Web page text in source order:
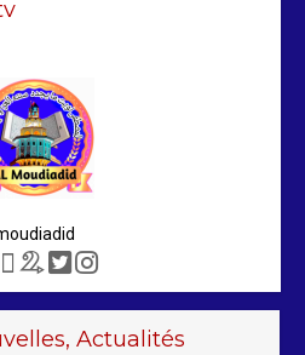
Actualités
au Maroc : mandat
en cause
2 min 208
– FMI : les discussions se